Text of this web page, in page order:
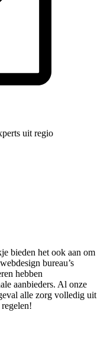
uit regio
bieden het ook aan om
bureau’s
hebben
aanbieders. Al onze
alle zorg volledig uit